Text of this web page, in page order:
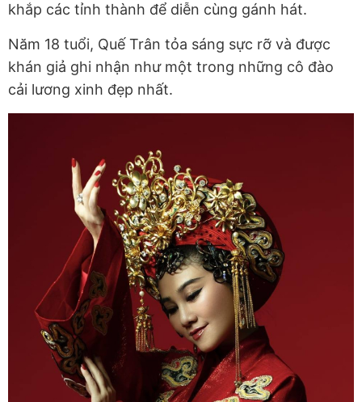
khắp các tỉnh thành để diễn cùng gánh hát.
Năm 18 tuổi, Quế Trân tỏa sáng sực rỡ và được
khán giả ghi nhận như một trong những cô đào
cải lương xinh đẹp nhất.